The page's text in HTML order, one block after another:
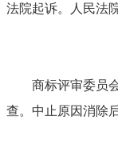
法院起诉。人民法
商标评审委员会
查。中止原因消除